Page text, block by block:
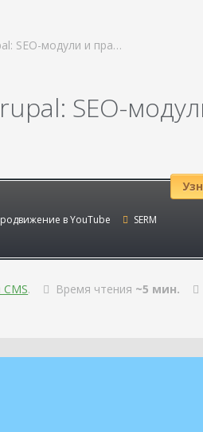
SEO-модули и пра…
SEO-
в YouTube
SERM
. Время чтения ~5 мин.